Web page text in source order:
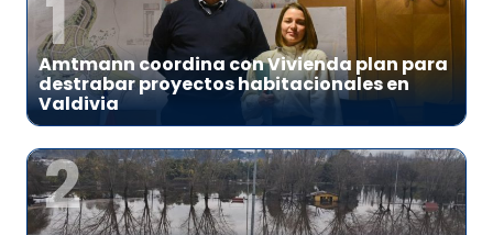
1
Amtmann coordina con Vivienda plan para
destrabar proyectos habitacionales en
Valdivia
2